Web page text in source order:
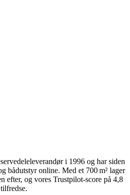
i 1996 og har siden
bådutstyr online. Med et 700 m² lager
efter, og vores Trustpilot‑score på 4,8